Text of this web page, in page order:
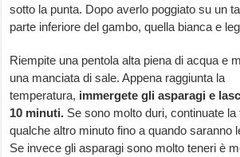
sotto la punta. Dopo averlo poggiato su un
parte inferiore del gambo, quella bianca e
Riempite una pentola alta piena di acqua e
una manciata di sale. Appena raggiunta la
temperatura, immergete gli asparagi e
10 minuti. Se sono molto duri, continuate
qualche altro minuto fino a quando saranno
Se invece gli asparagi sono molto teneri è